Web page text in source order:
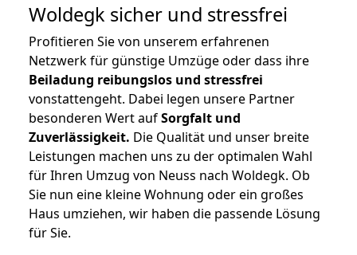
Woldegk sicher und stressfrei
Profitieren Sie von unserem erfahrenen
Netzwerk für günstige Umzüge oder dass ihre
Beiladung reibungslos und stressfrei
vonstattengeht. Dabei legen unsere Partner
besonderen Wert aufSorgfalt und
Zuverlässigkeit. Die Qualität und unser breite
Leistungen machen uns zu der optimalen Wahl
für Ihren Umzug von Neuss nach Woldegk. Ob
Sie nun eine kleine Wohnung oder ein großes
Haus umziehen, wir haben die passende Lösung
für Sie.